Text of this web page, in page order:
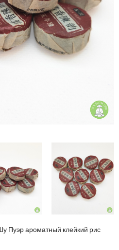
Пуэр ароматный клейкий рис